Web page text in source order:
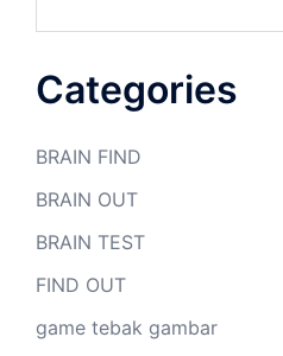
Categories
BRAIN FIND
BRAIN OUT
BRAIN TEST
FIND OUT
game tebak gambar